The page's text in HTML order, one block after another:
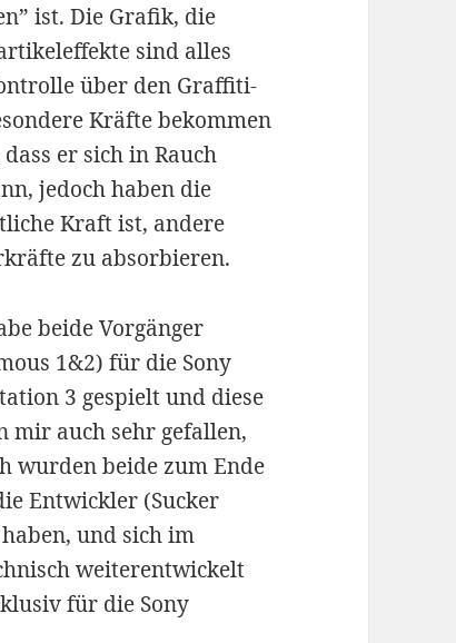
ist. Die Grafik, die
sind alles
über den Graffiti-
Kräfte bekommen
er sich in Rauch
jedoch haben die
Kraft ist, andere
zu absorbieren.
beide Vorgänger
1&2) für die Sony
3 gespielt und diese
mir auch sehr gefallen,
wurden beide zum Ende
Entwickler (Sucker
und sich im
weiterentwickelt
für die Sony